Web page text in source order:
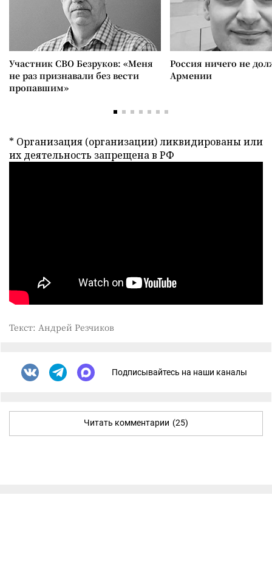
Участник СВО Безруков: «Меня
не раз признавали без вести
пропавшим»
Россия ничего не
Армении
* Организация (организации) ликвидированы или
их деятельность запрещена в РФ
Текст: Андрей Резчиков
Подписывайтесь на наши каналы
Читать комментарии (25)